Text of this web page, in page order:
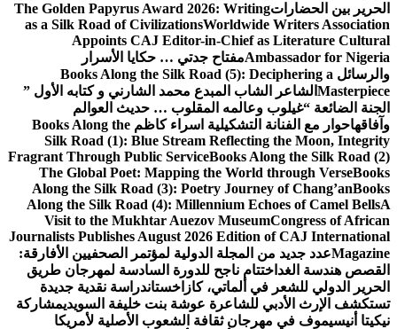
الحرير بين الحضاراتThe Golden Papyrus Award 2026: Writing
as a Silk Road of CivilizationsWorldwide Writers Association
Appoints CAJ Editor-in-Chief as Literature Cultural
Ambassador for Nigeriaمفتاح جدتي … حكايا الأسرار
والرسائل Books Along the Silk Road (5): Deciphering a
Masterpiece الشاعر الشاب المبدع محمد الشارني و كتابه الأول ”
الجنة الضائعة “غيلوب وعالمه المقلوب … حديث العوالم
وآفاقهاحوار مع الفنانة التشكيلية اسراء كاظم Books Along the
Silk Road (1): Blue Stream Reflecting the Moon, Integrity
Fragrant Through Public ServiceBooks Along the Silk Road (2)
The Global Poet: Mapping the World through VerseBooks
Along the Silk Road (3): Poetry Journey of Chang’anBooks
Along the Silk Road (4): Millennium Echoes of Camel BellsA
Visit to the Mukhtar Auezov MuseumCongress of African
Journalists Publishes August 2026 Edition of CAJ International
Magazineعدد جديد من المجلة الدولية لمؤتمر الصحفيين الأفارقة:
القصص هندسة الغد اختتام ناجح للدورة السادسة لمهرجان طريق
الحرير الدولي للشعر في ألماتي، كازاخستاندراسة نقدية جديدة
تستكشف الإرث الأدبي للشاعرة عوشة بنت خليفة السويديمشاركة
نيكيتا أنيسيموف في مهرجان ثقافة الشعوب الأصلية لأمريكا